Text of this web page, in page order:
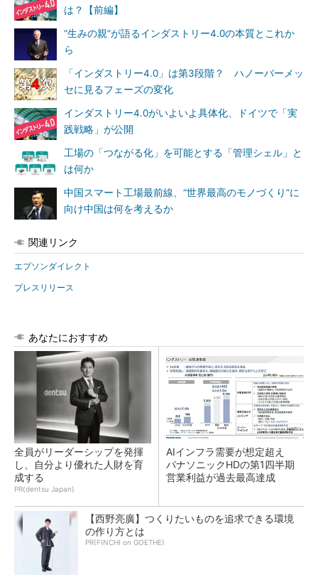
は？【前編】
“生みの親”が語るインダストリー4.0の本質とこれか
ら
「インダストリー4.0」は第3段階？ ハノーバーメッ
セに見るフェーズの変化
インダストリー4.0がいよいよ具体化、ドイツで「実
践戦略」が公開
工場の「つながる化」を可能とする「管理シェル」と
は何か
中国スマート工場最前線、“世界最高のモノづくり”に
向け中国は何を考えるか
関連リンク
エプソンダイレクト
プレスリリース
あなたにおすすめ
全員がリーダーシップを発揮
し、自分より優れた人財を育
成する
PR(dentsu Japan)
AIインフラ需要が想定超え
パナソニックHDの第1四半期
営業利益が過去最高達成
【西野亮廣】つくりたいものを追求できる環境
の作り方とは
PR(FINCHI on GOETHE)